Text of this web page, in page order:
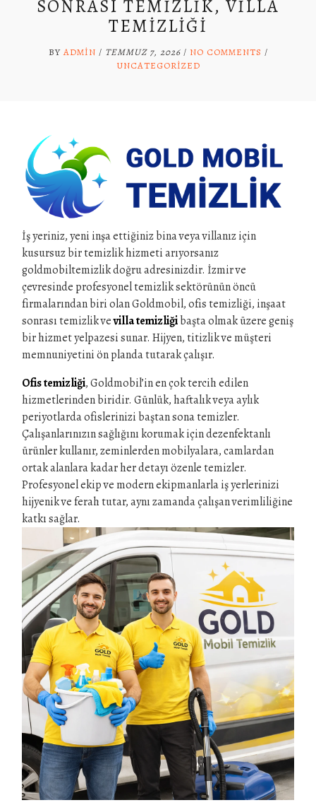
SONRASI TEMIZLIK, VILLA
TEMIZLIĞI
BY ADMIN / TEMMUZ 7, 2026/ NO COMMENTS /
UNCATEGORIZED
İş yeriniz, yeni inşa ettiğiniz bina veya villanız için
kusursuz bir temizlik hizmeti arıyorsanız
goldmobiltemizlik doğru adresinizdir. İzmir ve
çevresinde profesyonel temizlik sektörünün öncü
firmalarından biri olan Goldmobil, ofis temizliği, inşaat
sonrası temizlik vevilla temizliğibaşta olmak üzere geniş
bir hizmet yelpazesi sunar. Hijyen, titizlik ve müşteri
memnuniyetini ön planda tutarak çalışır.
Ofis temizliği, Goldmobil’in en çok tercih edilen
hizmetlerinden biridir. Günlük, haftalık veya aylık
periyotlarda ofislerinizi baştan sona temizler.
Çalışanlarınızın sağlığını korumak için dezenfektanlı
ürünler kullanır, zeminlerden mobilyalara, camlardan
ortak alanlara kadar her detayı özenle temizler.
Profesyonel ekip ve modern ekipmanlarla iş yerlerinizi
hijyenik ve ferah tutar, aynı zamanda çalışan verimliliğine
katkı sağlar.